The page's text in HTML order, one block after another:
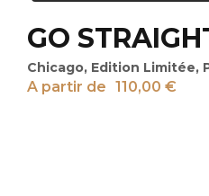
GO
Chicago, Edition Limitée,
A partir de 110,00 €